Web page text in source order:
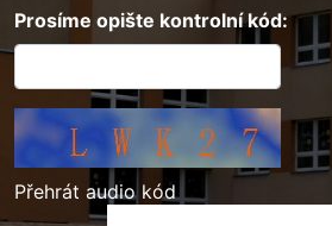
Prosíme opište kontrolní kód:
Přehrát audio kód